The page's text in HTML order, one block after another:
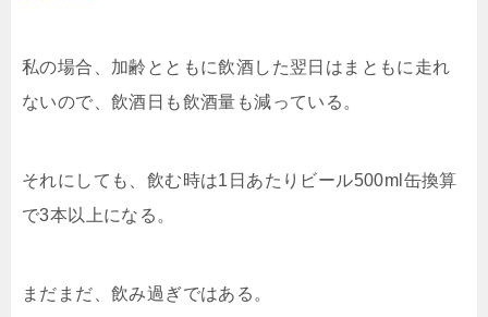
私の場合、加齢とともに飲酒した翌日はまともに走れ
ないので、飲酒日も飲酒量も減っている。
それにしても、飲む時は1日あたりビール500ml缶換算
で3本以上になる。
まだまだ、飲み過ぎではある。